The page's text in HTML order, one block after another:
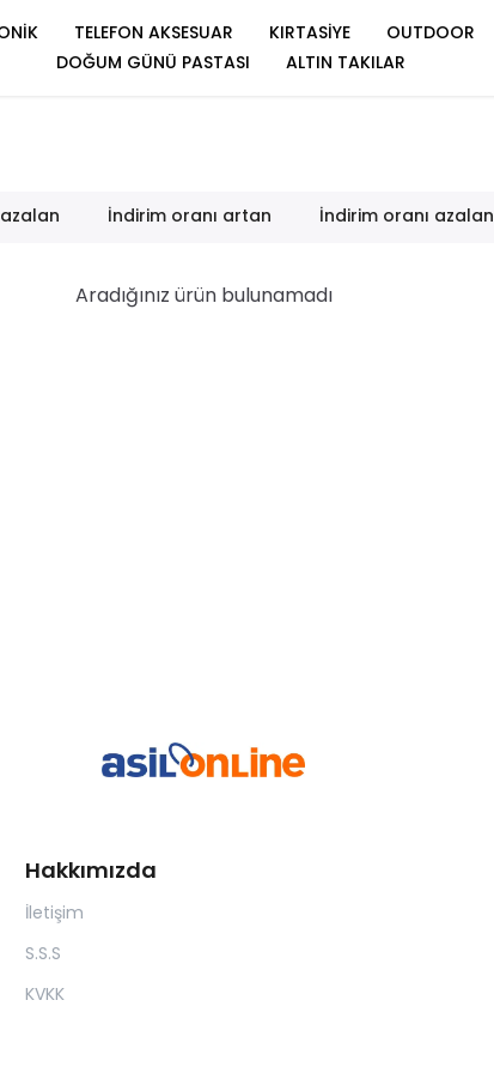
TELEFON AKSESUAR KIRTASİYE OUTDOOR
DOĞUM GÜNÜ PASTASI
ALTIN TAKILAR
İndirim oranı artan İndirim oranı azalan
Aradığınız ürün bulunamadı
Hakkımızda
İletişim
S.S.S
KVKK